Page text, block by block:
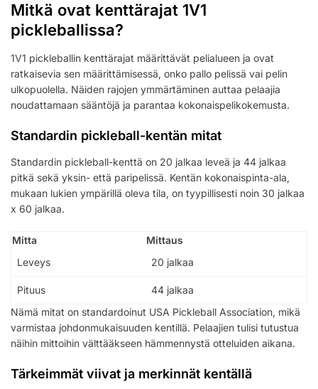
Mitkä ovat kenttärajat 1V1
pickleballissa?
1V1 pickleballin kenttärajat määrittävät pelialueen ja ovat
ratkaisevia sen määrittämisessä, onko pallo pelissä vai pelin
ulkopuolella. Näiden rajojen ymmärtäminen auttaa pelaajia
noudattamaan sääntöjä ja parantaa kokonaispelikokemusta.
Standardin pickleball-kentän mitat
Standardin pickleball-kenttä on 20 jalkaa leveä ja 44 jalkaa
pitkä sekä yksin- että paripelissä. Kentän kokonaispinta-ala,
mukaan lukien ympärillä oleva tila, on tyypillisesti noin 30 jalkaa
x 60 jalkaa.
Mitta
Mittaus
Leveys
20 jalkaa
Pituus
44 jalkaa
Nämä mitat on standardoinut USA Pickleball Association, mikä
varmistaa johdonmukaisuuden kentillä. Pelaajien tulisi tutustua
näihin mittoihin välttääkseen hämmennystä otteluiden aikana.
Tärkeimmät viivat ja merkinnät kentällä